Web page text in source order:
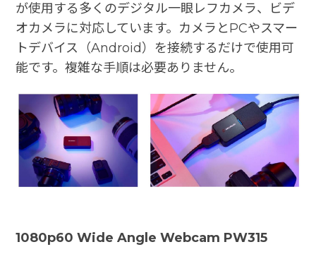
が使用する多くのデジタル一眼レフカメラ、ビデ
オカメラに対応しています。カメラとPCやスマー
トデバイス（Android）を接続するだけで使用可
能です。複雑な手順は必要ありません。
1080p60 Wide Angle Webcam PW315